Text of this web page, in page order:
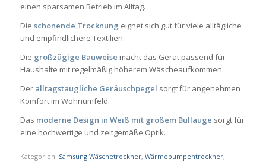
einen sparsamen Betrieb im Alltag.
Die schonende Trocknung eignet sich gut für viele alltägliche
und empfindlichere Textilien.
Die großzügige Bauweise macht das Gerät passend für
Haushalte mit regelmäßig höherem Wäscheaufkommen.
Der alltagstaugliche Geräuschpegel sorgt für angenehmen
Komfort im Wohnumfeld.
Das moderne Design in Weiß mit großem Bullauge sorgt für
eine hochwertige und zeitgemäße Optik.
Kategorien: Samsung Wäschetrockner, Wärmepumpentrockner,